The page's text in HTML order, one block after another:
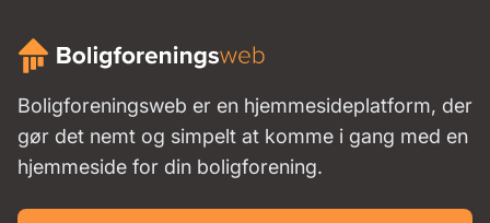
Boligforeningsweb er en hjemmesideplatform, der
gør det nemt og simpelt at komme i gang med en
hjemmeside for din boligforening.